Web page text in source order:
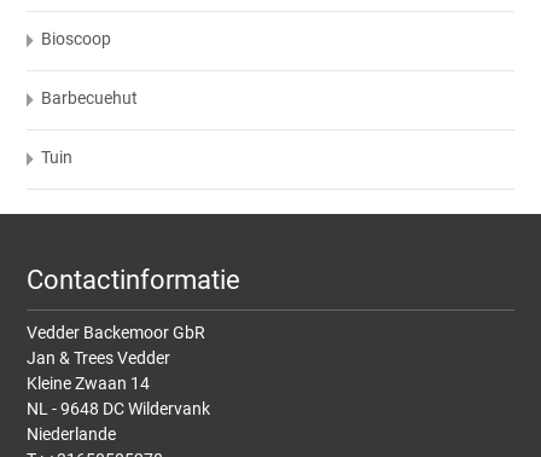
Bioscoop
Barbecuehut
Tuin
Contactinformatie
Vedder Backemoor GbR
Jan & Trees Vedder
Kleine Zwaan 14
NL - 9648 DC Wildervank
Niederlande